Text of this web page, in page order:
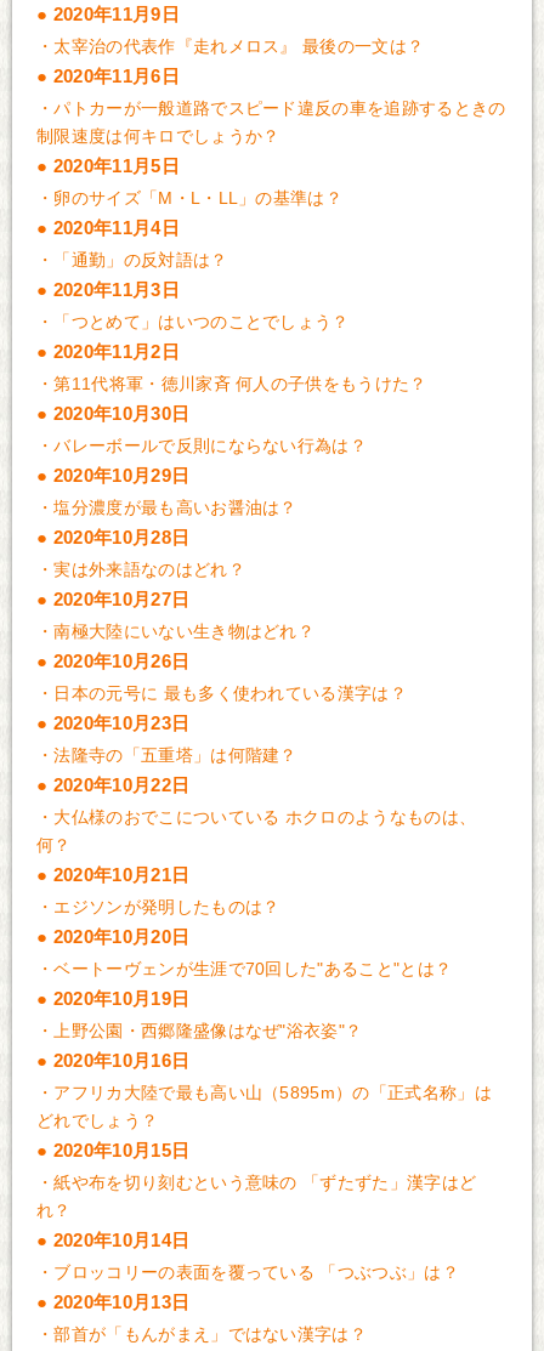
2020年11月9日
・ 太宰治の代表作『走れメロス』 最後の一文は？
2020年11月6日
・パトカーが一般道路でスピード違反の車を追跡するときの
制限速度は何キロでしょうか？
2020年11月5日
・ 卵のサイズ「M・L・LL」の基準は？
2020年11月4日
・ 「通勤」の反対語は？
2020年11月3日
・ 「つとめて」はいつのことでしょう？
2020年11月2日
・第11代将軍・徳川家斉 何人の子供をもうけた？
2020年10月30日
・バレーボールで反則にならない行為は？
2020年10月29日
・塩分濃度が最も高いお醤油は？
2020年10月28日
・実は外来語なのはどれ？
2020年10月27日
・南極大陸にいない生き物はどれ？
2020年10月26日
・ 日本の元号に 最も多く使われている漢字は？
2020年10月23日
・法隆寺の「五重塔」は何階建？
2020年10月22日
・ 大仏様のおでこについている ホクロのようなものは、
何？
2020年10月21日
・ エジソンが発明したものは？
2020年10月20日
・ベートーヴェンが生涯で70回した"あること"とは？
2020年10月19日
・ 上野公園・西郷隆盛像はなぜ"浴衣姿"？
2020年10月16日
・ アフリカ大陸で最も高い山（5895m）の「正式名称」は
どれでしょう？
2020年10月15日
・紙や布を切り刻むという意味の 「ずたずた」漢字はど
れ？
2020年10月14日
・ ブロッコリーの表面を覆っている 「つぶつぶ」は？
2020年10月13日
・部首が「もんがまえ」ではない漢字は？